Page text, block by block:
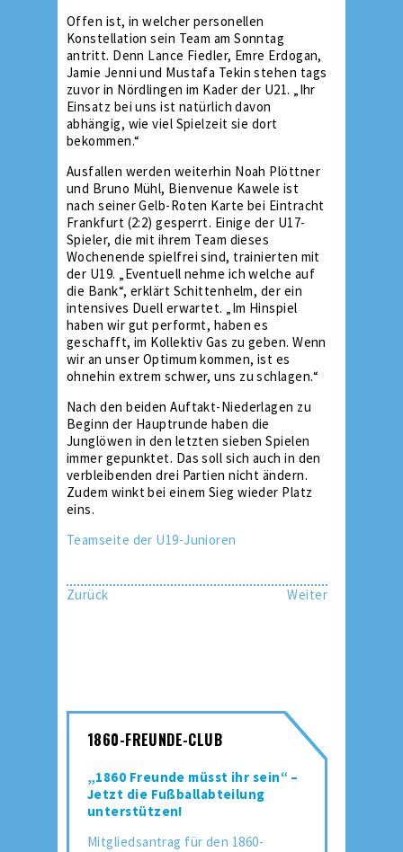
Offen ist, in welcher personellen
Konstellation sein Team am Sonntag
antritt. Denn Lance Fiedler, Emre Erdogan,
Jamie Jenni und Mustafa Tekin stehen tags
zuvor in Nördlingen im Kader der U21. „Ihr
Einsatz bei uns ist natürlich davon
abhängig, wie viel Spielzeit sie dort
bekommen.“
Ausfallen werden weiterhin Noah Plöttner
und Bruno Mühl, Bienvenue Kawele ist
nach seiner Gelb-Roten Karte bei Eintracht
Frankfurt (2:2) gesperrt. Einige der U17-
Spieler, die mit ihrem Team dieses
Wochenende spielfrei sind, trainierten mit
der U19. „Eventuell nehme ich welche auf
die Bank“, erklärt Schittenhelm, der ein
intensives Duell erwartet. „Im Hinspiel
haben wir gut performt, haben es
geschafft, im Kollektiv Gas zu geben. Wenn
wir an unser Optimum kommen, ist es
ohnehin extrem schwer, uns zu schlagen.“
Nach den beiden Auftakt-Niederlagen zu
Beginn der Hauptrunde haben die
Junglöwen in den letzten sieben Spielen
immer gepunktet. Das soll sich auch in den
verbleibenden drei Partien nicht ändern.
Zudem winkt bei einem Sieg wieder Platz
eins.
Teamseite der U19-Junioren
Zurück Weiter
1860-FREUNDE-CLUB
„1860 Freunde müsst ihr sein“ –
Jetzt die Fußballabteilung
unterstützen!
Mitgliedsantrag für den 1860-